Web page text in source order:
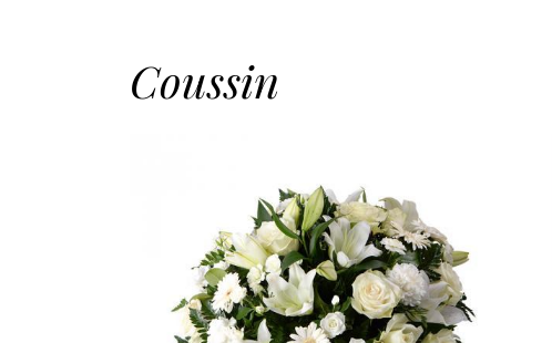
Coussin